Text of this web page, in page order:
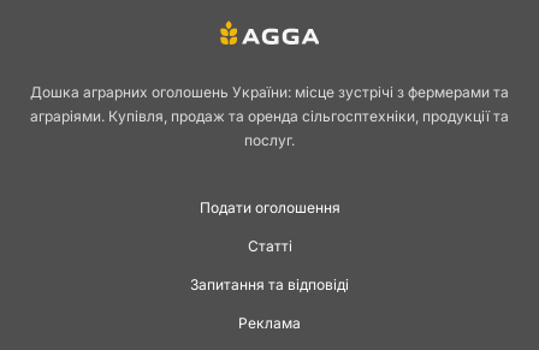
Дошка аграрних оголошень України: місце зустрічі з фермерами та
аграріями. Купівля, продаж та оренда сільгосптехніки, продукції та
послуг.
Подати оголошення
Статті
Запитання та відповіді
Реклама